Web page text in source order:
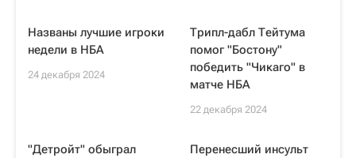
Названы лучшие игроки
недели в НБА
24 декабря 2024
Трипл-дабл Тейтума
помог "Бостону"
победить "Чикаго" в
матче НБА
22 декабря 2024
"Детройт" обыграл
Перенесший инсульт